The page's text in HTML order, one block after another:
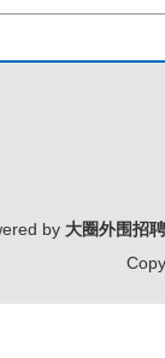
by 大圈外围招